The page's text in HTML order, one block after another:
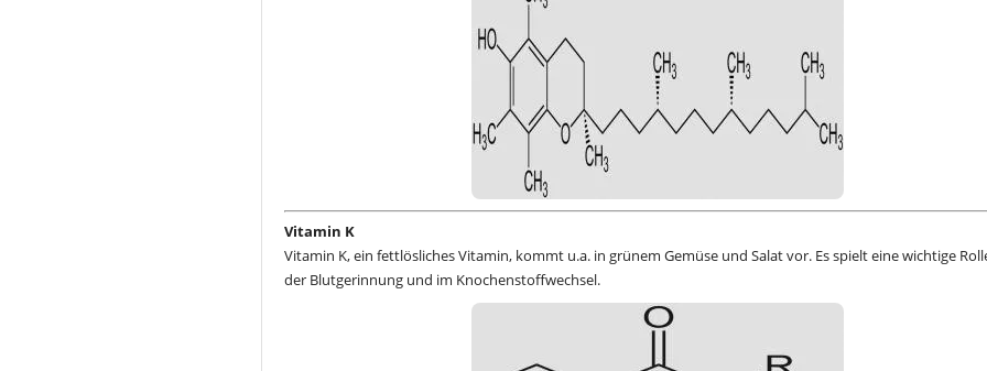
Vitamin K
Vitamin K, ein fettlösliches Vitamin, kommt u.a. in grünem Gemüse und Salat vor. Es spielt eine wichtige
der Blutgerinnung und im Knochenstoffwechsel.